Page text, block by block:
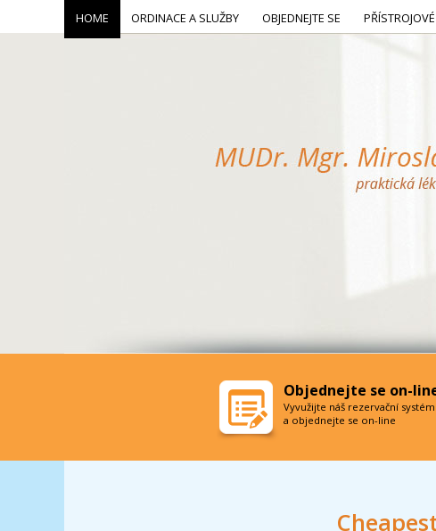
HOME ORDINACE A SLUŽBY OBJEDNEJTE SE
Objednejte se on-
Vyvužijte náš rezervační systém
a objednejte se on-line